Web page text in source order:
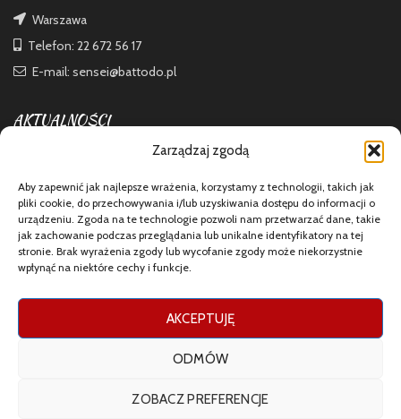
Zarządzaj zgodą
Aby zapewnić jak najlepsze wrażenia, korzystamy z technologii, takich jak
pliki cookie, do przechowywania i/lub uzyskiwania dostępu do informacji o
urządzeniu. Zgoda na te technologie pozwoli nam przetwarzać dane, takie
jak zachowanie podczas przeglądania lub unikalne identyfikatory na tej
stronie. Brak wyrażenia zgody lub wycofanie zgody może niekorzystnie
wpłynąć na niektóre cechy i funkcje.
AKCEPTUJĘ
ODMÓW
ZOBACZ PREFERENCJE
Warszawa
Telefon: 22 672 56 17
E-mail: sensei@battodo.pl
AKTUALNOŚCI
Tai Kai i 7 dan Shihana
Przerwa wakacyjna
Porando Battodo Tai Kai